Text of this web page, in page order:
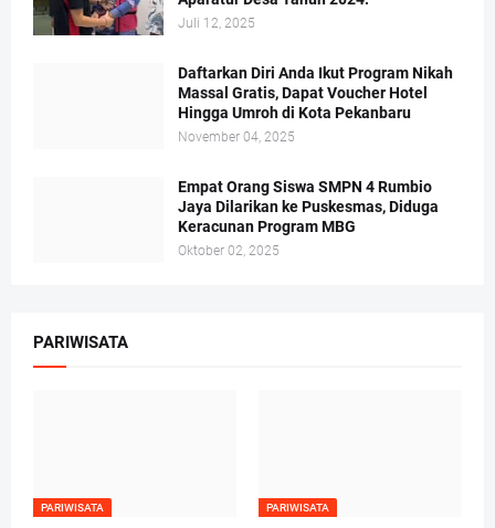
Juli 12, 2025
Daftarkan Diri Anda Ikut Program Nikah
Massal Gratis, Dapat Voucher Hotel
Hingga Umroh di Kota Pekanbaru
November 04, 2025
Empat Orang Siswa SMPN 4 Rumbio
Jaya Dilarikan ke Puskesmas, Diduga
Keracunan Program MBG
Oktober 02, 2025
PARIWISATA
PARIWISATA PARIWISATA